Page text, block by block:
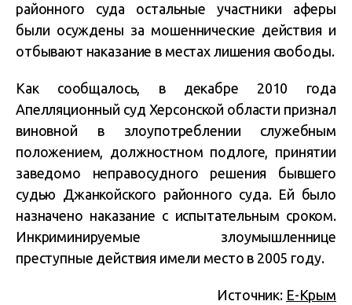
районного суда остальные участники аферы
были осуждены за мошеннические действия и
отбывают наказание в местах лишения свободы.
Как сообщалось, в декабре 2010 года
Апелляционный суд Херсонской области признал
виновной в злоупотреблении служебным
положением, должностном подлоге, принятии
заведомо неправосудного решения бывшего
судью Джанкойского районного суда. Ей было
назначено наказание с испытательным сроком.
Инкриминируемые злоумышленнице
преступные действия имели место в 2005 году.
Источник: Е-Крым